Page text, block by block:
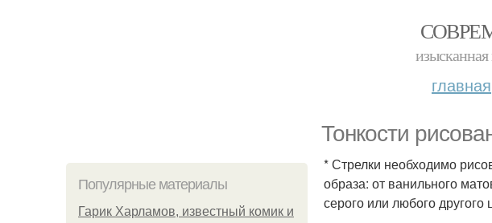
главная
Тонкости
Популярные материалы
Гарик Харламов, известный комик и
* Стрелки необходимо
образа: от ванильного
серого или любого другого